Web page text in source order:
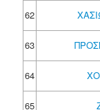
62
63
64
65